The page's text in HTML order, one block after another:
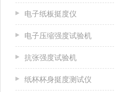
电子纸板挺度仪
电子压缩强度试验机
抗张强度试验机
纸杯杯身挺度测试仪